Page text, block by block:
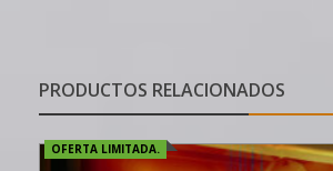
PRODUCTOS RELACIONADOS
OFERTA LIMITADA.